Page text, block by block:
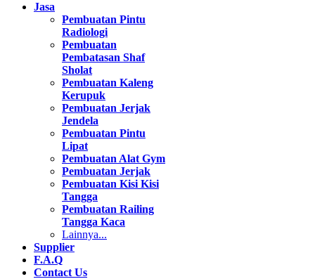
Jasa
Pembuatan Pintu
Radiologi
Pembuatan
Pembatasan Shaf
Sholat
Pembuatan Kaleng
Kerupuk
Pembuatan Jerjak
Jendela
Pembuatan Pintu
Lipat
Pembuatan Alat Gym
Pembuatan Jerjak
Pembuatan Kisi Kisi
Tangga
Pembuatan Railing
Tangga Kaca
Lainnya...
Supplier
F.A.Q
Contact Us